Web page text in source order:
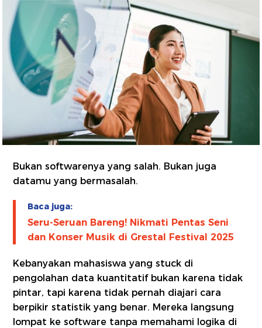
Bukan softwarenya yang salah. Bukan juga
datamu yang bermasalah.
Baca juga:
Seru-Seruan Bareng! Nikmati Pentas Seni
dan Konser Musik di Grestal Festival 2025
Kebanyakan mahasiswa yang stuck di
pengolahan data kuantitatif bukan karena tidak
pintar, tapi karena tidak pernah diajari cara
berpikir statistik yang benar. Mereka langsung
lompat ke software tanpa memahami logika di